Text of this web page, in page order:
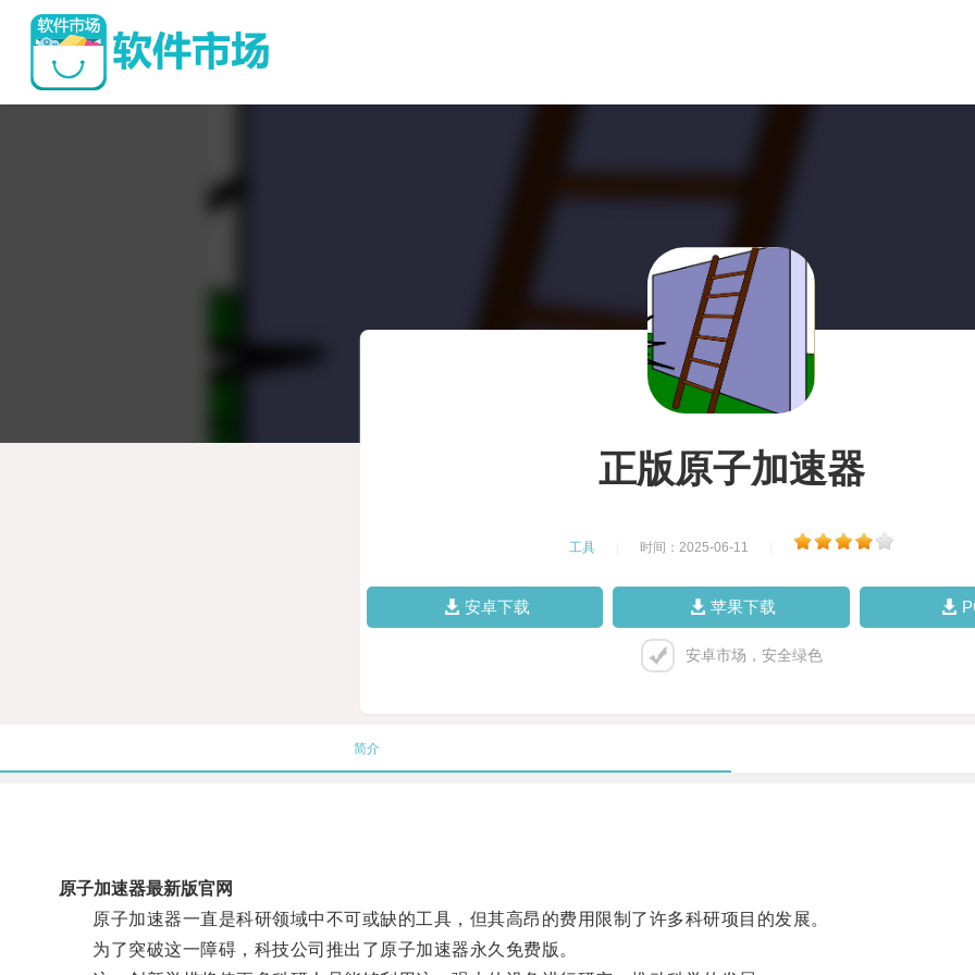
正版原子加速器
工具 时间：2025-06-11
安卓下载 苹果下载
安卓市场，安全绿色
简介
原子加速器最新版官网
原子加速器一直是科研领域中不可或缺的工具，但其高昂的费用限制了许多科研项目的发展。
为了突破这一障碍，科技公司推出了原子加速器永久免费版。